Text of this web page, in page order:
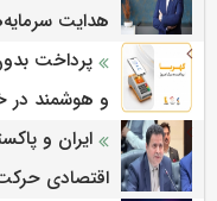
هدایت
پرداخت
و هوشمند
ایران و
اقتصادی